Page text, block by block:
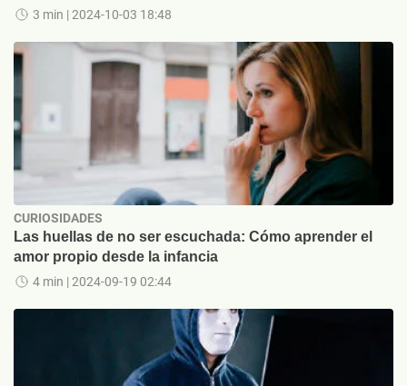
3 min | 2024-10-03 18:48
CURIOSIDADES
Las huellas de no ser escuchada: Cómo aprender el
amor propio desde la infancia
4 min | 2024-09-19 02:44